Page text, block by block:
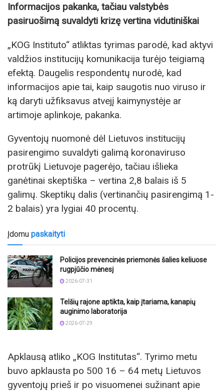
Informacijos pakanka, tačiau valstybės
pasiruošimą suvaldyti krizę vertina vidutiniškai
„KOG Instituto“ atliktas tyrimas parodė, kad aktyvi
valdžios institucijų komunikacija turėjo teigiamą
efektą. Daugelis respondentų nurodė, kad
informacijos apie tai, kaip saugotis nuo viruso ir
ką daryti užfiksavus atvejį kaimynystėje ar
artimoje aplinkoje, pakanka.
Gyventojų nuomonė dėl Lietuvos institucijų
pasirengimo suvaldyti galimą koronaviruso
protrūkį Lietuvoje pagerėjo, tačiau išlieka
ganėtinai skeptiška – vertina 2,8 balais iš 5
galimų. Skeptikų dalis (vertinančių pasirengimą 1-
2 balais) yra lygiai 40 procentų.
Įdomu paskaityti
Policijos prevencinės priemonės šalies keliuose
rugpjūčio mėnesį
2026-07-31
Telšių rajone aptikta, kaip įtariama, kanapių
auginimo laboratorija
2026-07-29
Apklausą atliko „KOG Institutas“. Tyrimo metu
buvo apklausta po 500 16 – 64 metų Lietuvos
gyventojų prieš ir po visuomenei sužinant apie